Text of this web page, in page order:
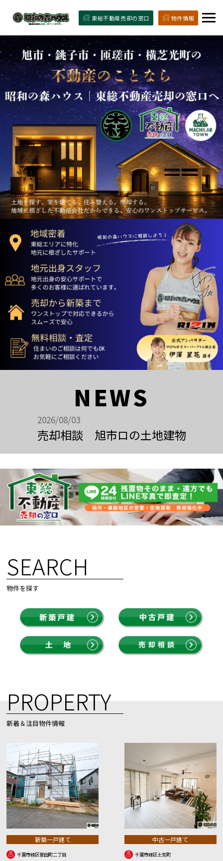
物件情報
東総不動産売却の窓口
NEWS
2026/08/03
売却相談 旭市ロの土地建物
SEARCH
物件を探す
PROPERTY
新着＆注目物件情報
新築一戸建て
千葉市緑区誉田町二丁目
中古一戸建て
千葉市緑区土気町